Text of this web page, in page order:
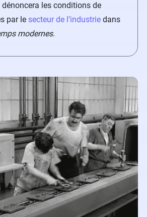
dénoncera les conditions de
par le secteur de l’industrie dans
modernes.